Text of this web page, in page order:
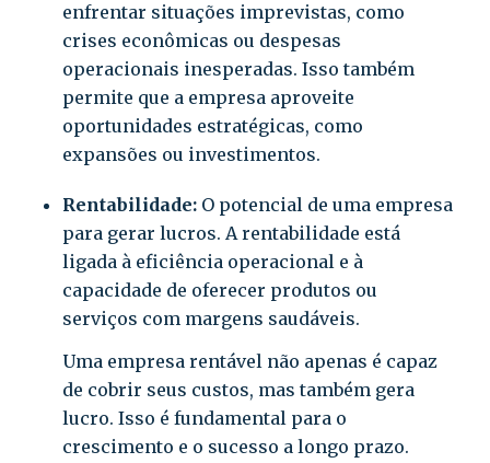
enfrentar situações imprevistas, como
crises econômicas ou despesas
operacionais inesperadas. Isso também
permite que a empresa aproveite
oportunidades estratégicas, como
expansões ou investimentos.
Rentabilidade:O potencial de uma empresa
para gerar lucros. A rentabilidade está
ligada à eficiência operacional e à
capacidade de oferecer produtos ou
serviços com margens saudáveis.
Uma empresa rentável não apenas é capaz
de cobrir seus custos, mas também gera
lucro. Isso é fundamental para o
crescimento e o sucesso a longo prazo.